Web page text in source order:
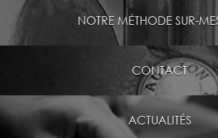
NOTRE MÉTHODE SUR-
CONTACT
ACTUALITÉS